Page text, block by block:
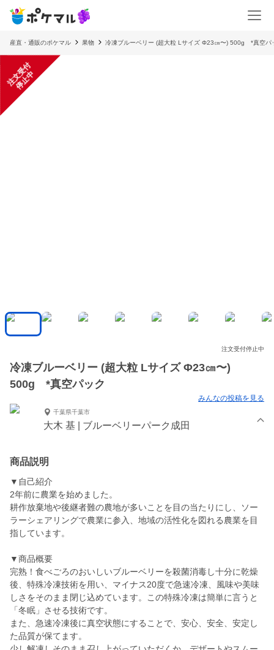
産直・通販のポケマル 果物 冷凍ブルーベリー (超大粒 Lサイズ Φ23㎝〜) 500g *真空パ
注
文
受
付
停
止
中
注文受付停止中
冷凍ブルーベリー (超大粒 Lサイズ Φ23㎝〜)
500g *真空パック
みんなの投稿を見る
千葉県千葉市
大木 基 | ブルーベリーパーク成田
商品説明
▼自己紹介
2年前に農業を始めました。
耕作放棄地や後継者難の農地が多いことを目の当たりにし、ソー
ラーシェアリングで農業に参入、地域の活性化を図れる農業を目
指しています。
▼商品概要
完熟！食べごろのおいしいブルーベリーを殺菌消毒し十分に乾燥
後、特殊冷凍技術を用い、マイナス20度で急速冷凍、風味や美味
しさをそのまま閉じ込めています。この特殊冷凍は簡単に言うと
「冬眠」させる技術です。
また、急速冷凍後に真空状態にすることで、安心、安全、安定し
た品質が保てます。